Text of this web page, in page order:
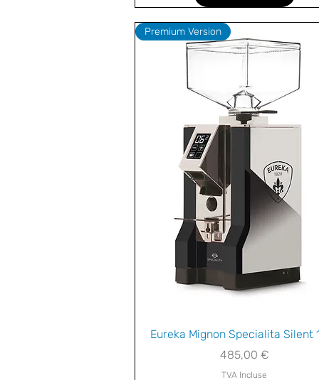
Aperçu rapide
Premium Version
Eureka Mignon Specialita Silent
Prix
485,00 €
TVA Incluse